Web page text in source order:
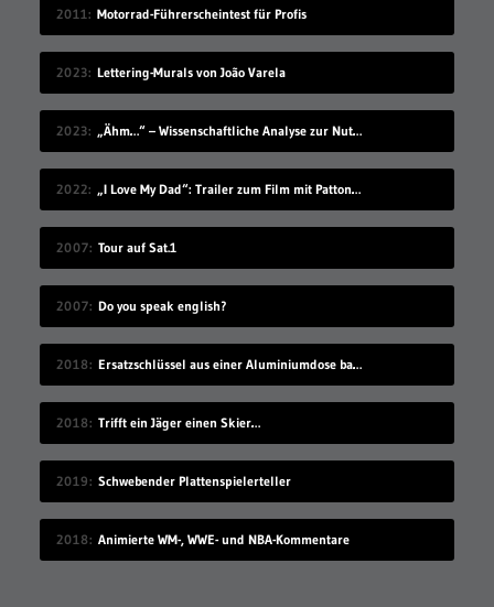
2011 Motorrad-Führerscheintest für Profis
2023 Lettering-Murals von João Varela
2023 „Ähm…“ – Wissenschaftliche Analyse zur Nutzung von Füllwörtern bei Vorträgen
2022 „I Love My Dad“: Trailer zum Film mit Patton Oswalt
2007 Tour auf Sat.1
2007 Do you speak english?
2018 Ersatzschlüssel aus einer Aluminiumdose basteln
2018 Trifft ein Jäger einen Skier…
2019 Schwebender Plattenspielerteller
2018 Animierte WM-, WWE- und NBA-Kommentare